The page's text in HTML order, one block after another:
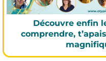
Découvre enfin
comprendre,